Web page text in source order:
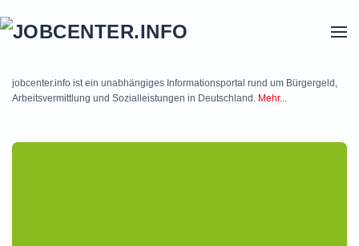
jobcenter.info ist ein unabhängiges Informationsportal rund um Bürgergeld,
Arbeitsvermittlung und Sozialleistungen in Deutschland. Mehr...